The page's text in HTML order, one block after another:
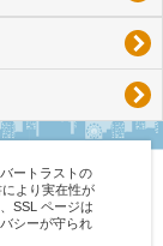
ートラストの
より実在性が
SSL ページは
シーが守られ